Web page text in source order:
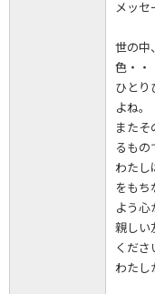
メッセ
世の中
色・・
ひとり
よね。
また
るもの
わたし
をも
よう心
親しい
くださ
わたし